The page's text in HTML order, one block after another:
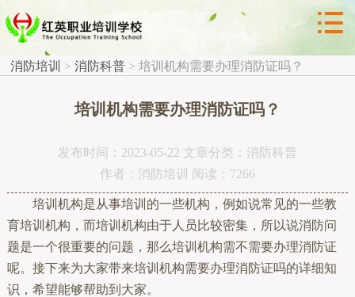

 消防科普 
消防培训 > 消防科普 > 培训机构需要办理消防证吗？
培训机构需要办理消防证吗？
发布时间：2023-05-22 文章分类：消防科普
作者：消防培训 阅读：7266
培训机构是从事培训的一些机构，例如说常见的一些教
育培训机构，而培训机构由于人员比较密集，所以说消防问
题是一个很重要的问题，那么培训机构需不需要办理消防证
呢。接下来为大家带来培训机构需要办理消防证吗的详细知
识，希望能够帮助到大家。